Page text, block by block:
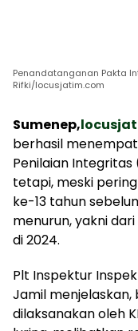
Penandatanganan Pakta
Rifki/locusjatim.com
Sumenep,
berhasil
Penilaian Integritas
tetapi, meski
ke-13 tahun
menurun, yakni
di 2024.
Plt Inspektur
Jamil
dilaksanakan oleh